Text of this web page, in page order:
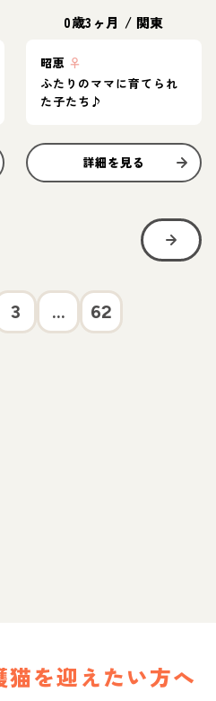
0歳3ヶ月 / 関東
昭恵 ♀
ふたりのママに育てられ
た子たち♪
詳細を見る
3 ... 62
猫を迎えたい方へ